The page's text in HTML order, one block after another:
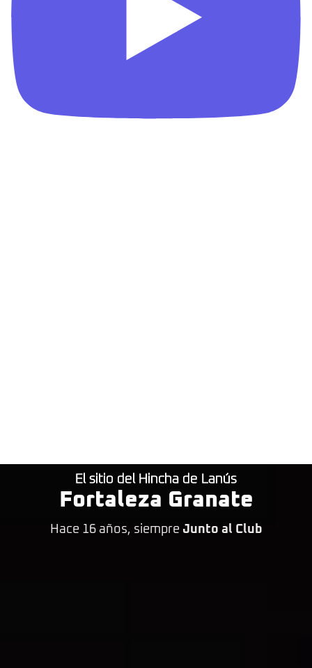
El sitio del Hincha de Lanús
Fortaleza Granate
Hace 16 años, siempre Junto al Club